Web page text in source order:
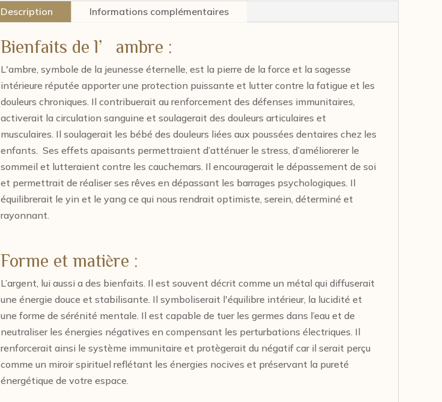
Description Informations complémentaires
Bienfaits de l’ambre :
L'ambre, symbole de la jeunesse éternelle, est la pierre de la force et la sagesse
intérieure réputée apporter une protection puissante et lutter contre la fatigue et les
douleurs chroniques. Il contribuerait au renforcement des défenses immunitaires,
activerait la circulation sanguine et soulagerait des douleurs articulaires et
musculaires. Il soulagerait les bébé des douleurs liées aux poussées dentaires chez les
enfants. Ses effets apaisants permettraient d’atténuer le stress, d’améliorerer le
sommeil et lutteraient contre les cauchemars. Il encouragerait le dépassement de soi
et permettrait de réaliser ses rêves en dépassant les barrages psychologiques. Il
équilibrerait le yin et le yang ce qui nous rendrait optimiste, serein, déterminé et
rayonnant.
Forme et matière :
L’argent, lui aussi a des bienfaits. Il est souvent décrit comme un métal qui diffuserait
une énergie douce et stabilisante. Il symboliserait l'équilibre intérieur, la lucidité et
une forme de sérénité mentale. Il est capable de tuer les germes dans l’eau et de
neutraliser les énergies négatives en compensant les perturbations électriques. Il
renforcerait ainsi le système immunitaire et protègerait du négatif car il serait perçu
comme un miroir spirituel reflétant les énergies nocives et préservant la pureté
énergétique de votre espace.